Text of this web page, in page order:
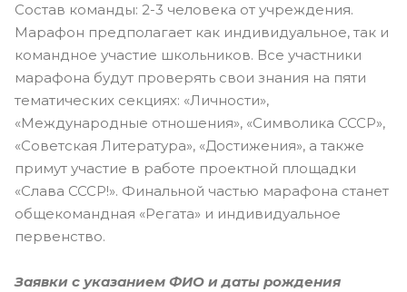
Состав команды: 2-3 человека от учреждения.
Марафон предполагает как индивидуальное, так и
командное участие школьников. Все участники
марафона будут проверять свои знания на пяти
тематических секциях: «Личности»,
«Международные отношения», «Символика СССР»,
«Советская Литература», «Достижения», а также
примут участие в работе проектной площадки
«Слава СССР!». Финальной частью марафона станет
общекомандная «Регата» и индивидуальное
первенство.
Заявки с указанием ФИО и даты рождения